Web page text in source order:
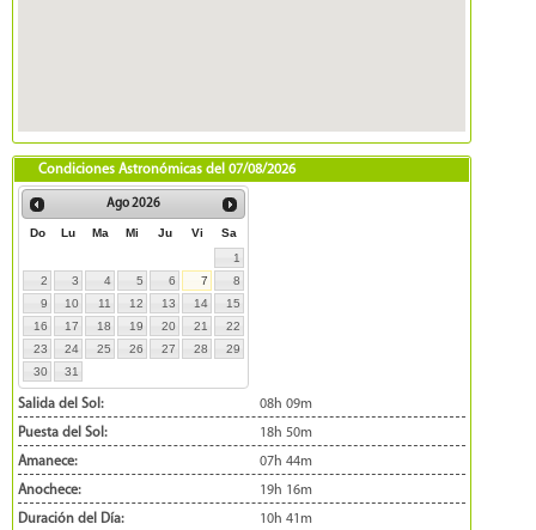
Condiciones Astronómicas del 07/08/2026
Ago2026
Do Lu Ma Mi Ju Vi
Sa
1
2
3 4 5 6 7
8
9
10 11 12 13 14
15
16
17 18 19 20 21
22
23
24 25 26 27 28
29
30
31
Salida del Sol:
08h 09m
Puesta del Sol:
18h 50m
Amanece:
07h 44m
Anochece:
19h 16m
Duración del Día:
10h 41m